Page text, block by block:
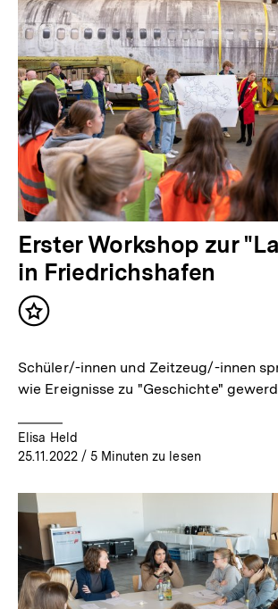
Erster Workshop zur
in Friedrichshafen
Inhalt
Schüler/-innen und Zeitzeug/-innen
wie Ereignisse zu "Geschichte"
Elisa Held
25.11.2022/ 5 Minuten zu lesen